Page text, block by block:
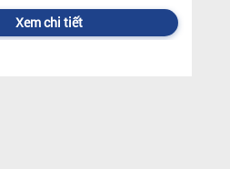
Xem chi tiết